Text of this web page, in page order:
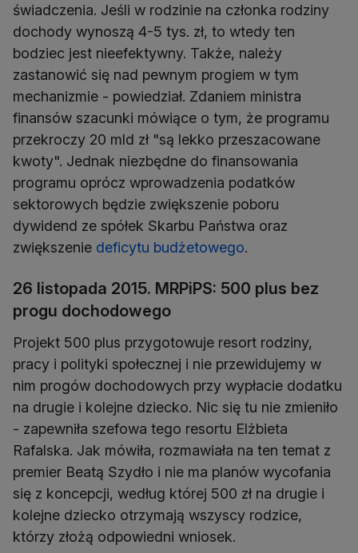
świadczenia. Jeśli w rodzinie na członka rodziny
dochody wynoszą 4-5 tys. zł, to wtedy ten
bodziec jest nieefektywny. Także, należy
zastanowić się nad pewnym progiem w tym
mechanizmie - powiedział. Zdaniem ministra
finansów szacunki mówiące o tym, że programu
przekroczy 20 mld zł "są lekko przeszacowane
kwoty". Jednak niezbędne do finansowania
programu oprócz wprowadzenia podatków
sektorowych będzie zwiększenie poboru
dywidend ze spółek Skarbu Państwa oraz
zwiększenie deficytu budżetowego.
26 listopada 2015. MRPiPS: 500 plus bez
progu dochodowego
Projekt 500 plus przygotowuje resort rodziny,
pracy i polityki społecznej i nie przewidujemy w
nim progów dochodowych przy wypłacie dodatku
na drugie i kolejne dziecko. Nic się tu nie zmieniło
- zapewniła szefowa tego resortu Elżbieta
Rafalska. Jak mówiła, rozmawiała na ten temat z
premier Beatą Szydło i nie ma planów wycofania
się z koncepcji, według której 500 zł na drugie i
kolejne dziecko otrzymają wszyscy rodzice,
którzy złożą odpowiedni wniosek.